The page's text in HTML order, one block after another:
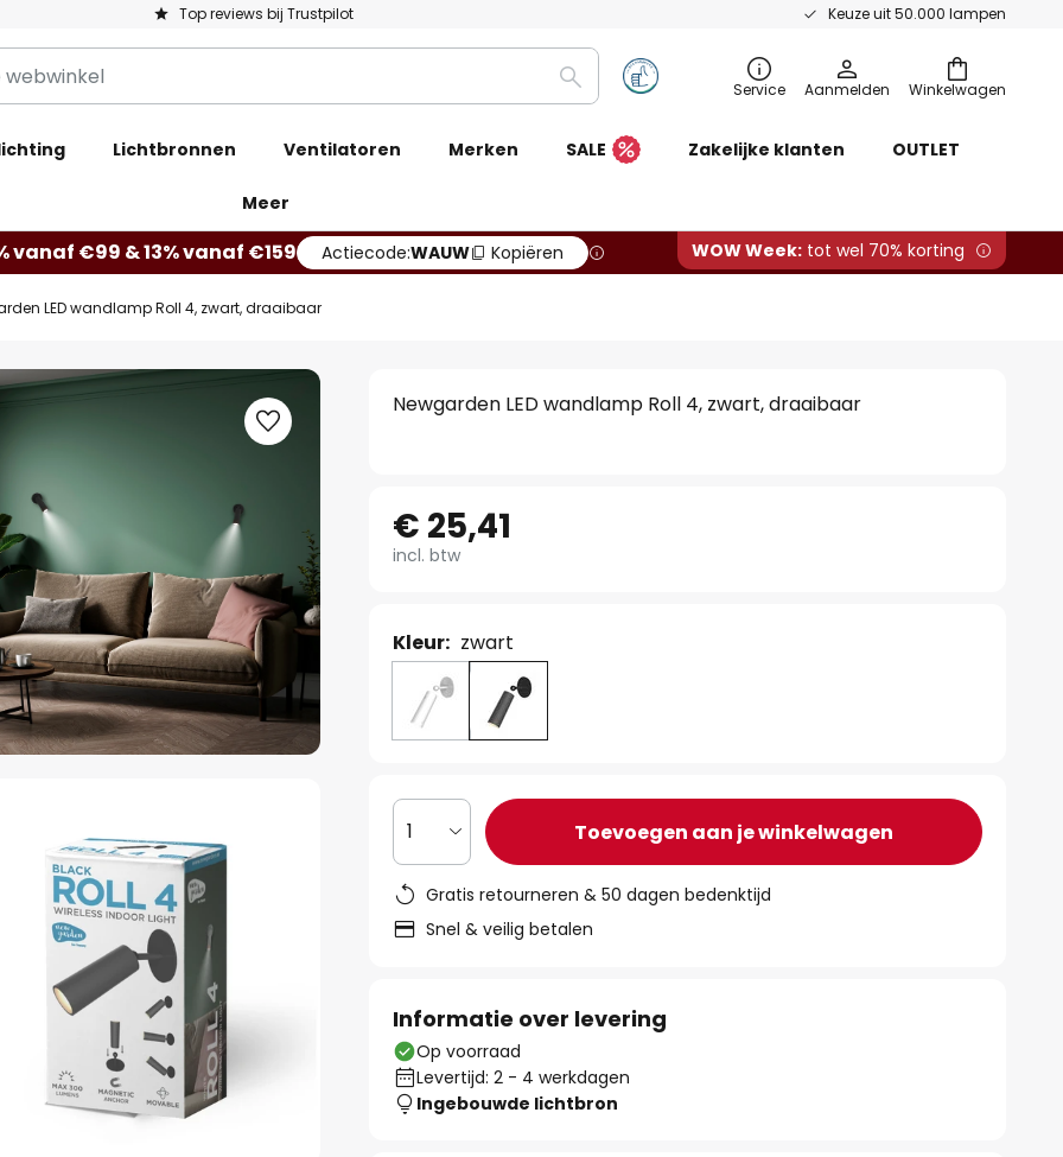
Top reviews bij Trustpilot Keuze uit 50.000 lampen
Winkelwagen
Zoeken Service Aanmelden
Lichtbronnen Ventilatoren Merken SALE Zakelijke klanten OUTLET
Meer
vanaf €99 & 13% vanaf €159 Actiecode:WAUW Kopiëren WOW Week: tot wel 70% korting
LED wandlamp Roll 4, zwart, draaibaar
Newgarden LED wandlamp Roll 4, zwart, draaibaar
€ 25,41
incl. btw
Kleur: zwart
1 Toevoegen aan je winkelwagen
Gratis retourneren & 50 dagen bedenktijd
Snel & veilig betalen
Informatie over levering
Op voorraad
Levertijd: 2 - 4 werkdagen
Ingebouwde lichtbron